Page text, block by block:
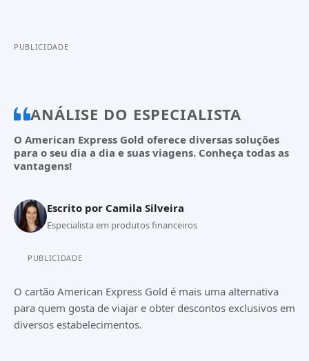
PUBLICIDADE
ANÁLISE DO ESPECIALISTA
O American Express Gold oferece diversas soluções
para o seu dia a dia e suas viagens. Conheça todas as
vantagens!
Escrito por Camila Silveira
Especialista em produtos financeiros
PUBLICIDADE
O cartão American Express Gold é mais uma alternativa
para quem gosta de viajar e obter descontos exclusivos em
diversos estabelecimentos.